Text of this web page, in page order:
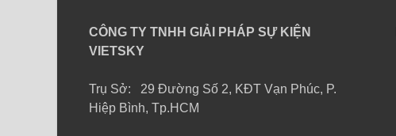
CÔNG TY TNHH GIẢI PHÁP SỰ KIỆN
VIETSKY
Trụ Sở: 29 Đường Số 2, KĐT Vạn Phúc, P.
Hiệp Bình, Tp.HCM